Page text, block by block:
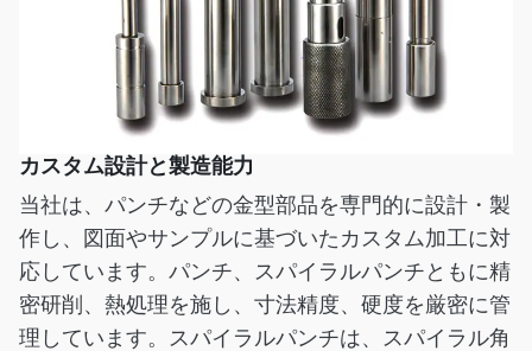
カスタム設計と製造能力
当社は、パンチなどの金型部品を専門的に設計・製
作し、図面やサンプルに基づいたカスタム加工に対
応しています。パンチ、スパイラルパンチともに精
密研削、熱処理を施し、寸法精度、硬度を厳密に管
理しています。スパイラルパンチは、スパイラル角